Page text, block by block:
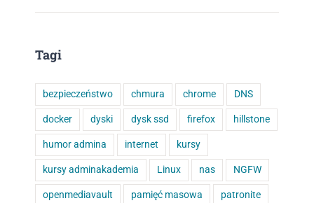
Tagi
bezpieczeństwo chmura chrome DNS
docker dyski dysk ssd firefox hillstone
humor admina internet kursy
kursy adminakademia Linux nas NGFW
openmediavault pamięć masowa patronite